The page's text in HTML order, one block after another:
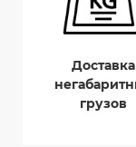
Доставка
грузов